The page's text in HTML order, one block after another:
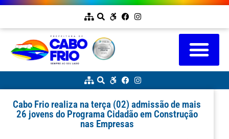
Cabo Frio realiza na terça (02) admissão de mais
26 jovens do Programa Cidadão em Construção
nas Empresas